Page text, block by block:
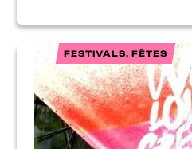
FESTIVALS, FÊTES